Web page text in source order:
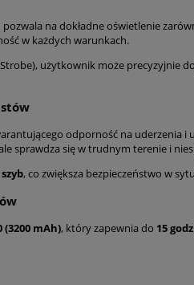
pozwala na dokładne oświetlenie
w każdych warunkach.
użytkownik może precyzyjnie
odporność na uderzenia i
sprawdza się w trudnym terenie i
, co zwiększa bezpieczeństwo w
(3200 mAh), który zapewnia do 15